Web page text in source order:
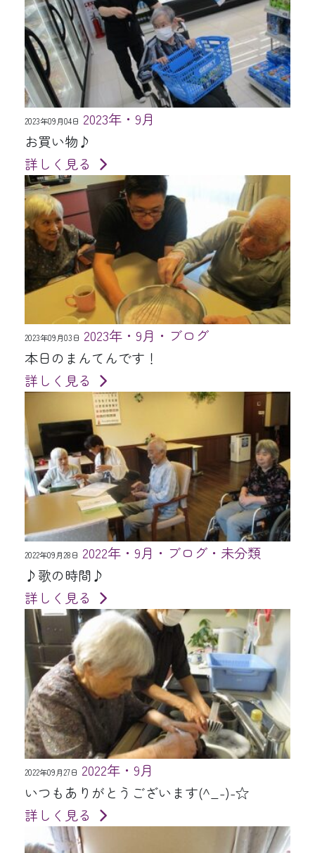
2023年09月04日 2023年・9月
お買い物♪
詳しく見る
2023年09月03日 2023年・9月・ブログ
本日のまんてんです！
詳しく見る
2022年09月28日 2022年・9月・ブログ・未分類
♪歌の時間♪
詳しく見る
2022年09月27日 2022年・9月
いつもありがとうございます(^_-)-☆
詳しく見る